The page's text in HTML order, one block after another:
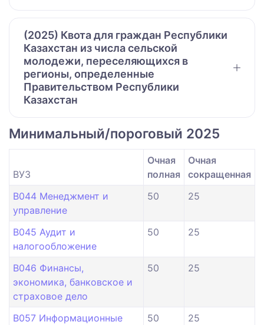
(2025) Квота для граждан Республики
Казахстан из числа сельской
молодежи, переселяющихся в
регионы, определенные
Правительством Республики
Казахстан
Минимальный/пороговый 2025
ВУЗ
Очная
полная
Очная
сокращенная
B044 Менеджмент и
управление
50 25
B045 Аудит и
налогообложение
50 25
B046 Финансы,
экономика, банковское и
страховое дело
50 25
B057 Информационные
50 25